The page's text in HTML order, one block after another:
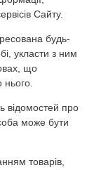
Сайту.
будь-
укласти з ним
що
нього.
відомостей про
може бути
товарів,